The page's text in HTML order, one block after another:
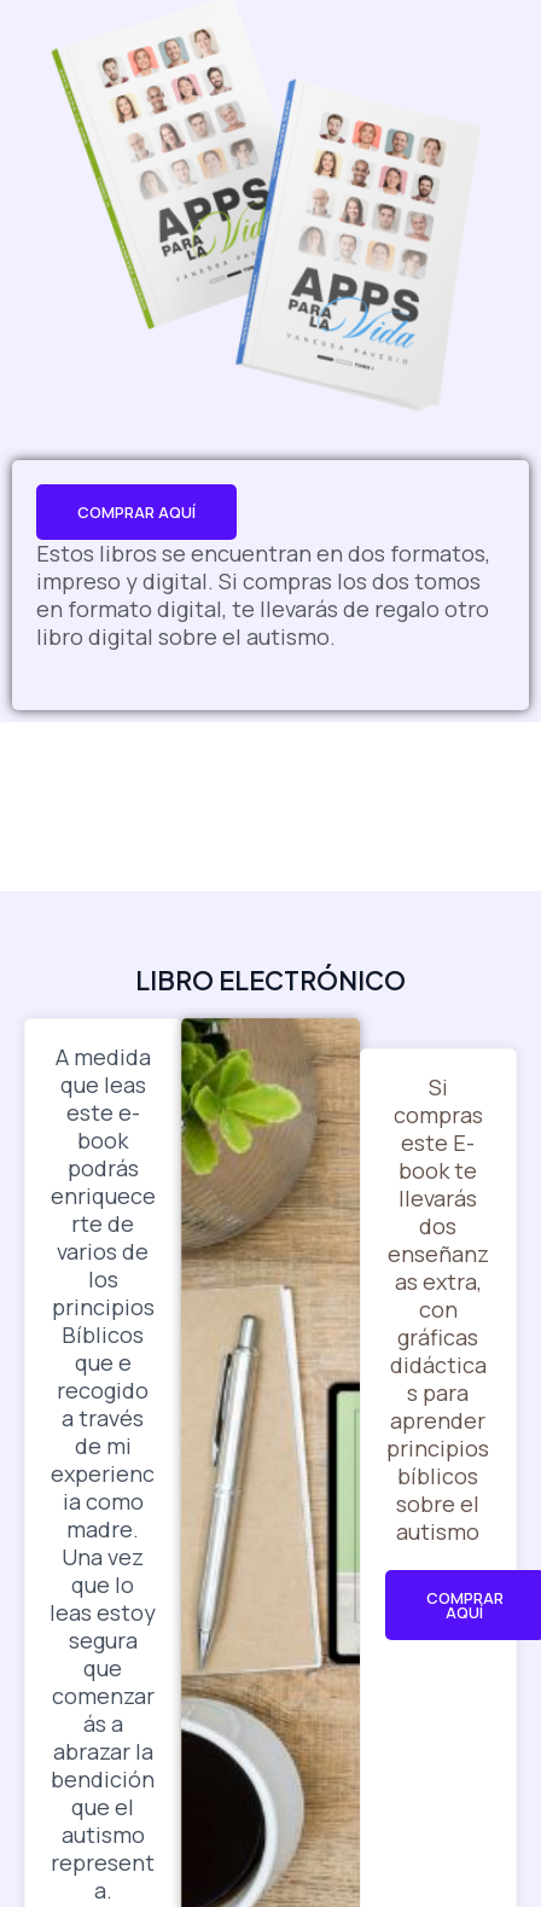
COMPRAR AQUÍ
Estos libros se encuentran en dos formatos,
impreso y digital. Si compras los dos tomos
en formato digital, te llevarás de regalo otro
libro digital sobre el autismo.
LIBRO ELECTRÓNICO
A medida
que leas
este e-
book
podrás
enriquece
rte de
varios de
los
principios
Bíblicos
que e
recogido
a través
de mi
experienc
ia como
madre.
Una vez
que lo
leas estoy
segura
que
comenzar
ás a
abrazar la
bendición
que el
autismo
represent
a.
Si
compras
este E-
book te
llevarás
dos
enseñanz
as extra,
con
gráficas
didáctica
s para
aprender
principios
bíblicos
sobre el
autismo
COMPRAR
AQUÍ